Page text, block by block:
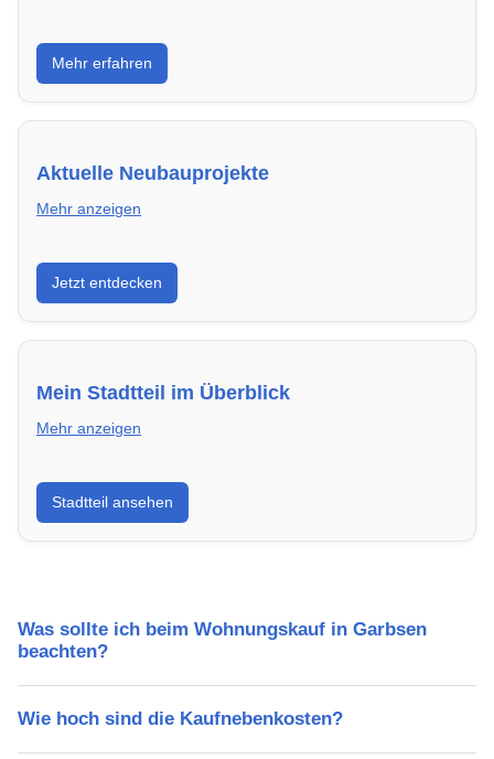
Erfahre, welche Nebenkosten rechtmäßig sind und
wie du deine monatliche Belastung optimieren
kannst.
Mehr erfahren
Aktuelle Neubauprojekte
Mehr anzeigen
Entdecke Neubauprojekte in Garbsen – modern,
energieeffizient und sofort bezugsfertig.
Jetzt entdecken
Mein Stadtteil im Überblick
Mehr anzeigen
Erfahre mehr über deinen Stadtteil in Garbsen:
Lebensqualität, Verkehrsanbindung, Schulen,
Freizeitmöglichkeiten und Mietpreise.
Stadtteil ansehen
Was sollte ich beim Wohnungskauf in Garbsen
beachten?
Wie hoch sind die Kaufnebenkosten?